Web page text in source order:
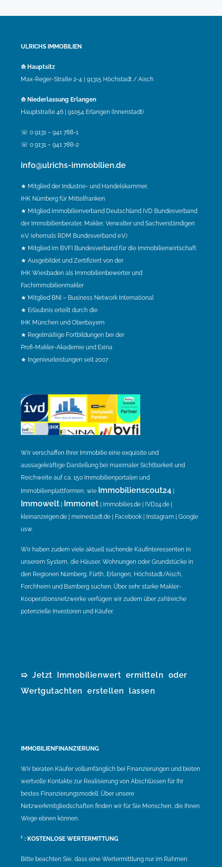
ULRICHS IMMOBILIEN
⟰ Hauptsitz
Max-Reger-Straße 2-4 | 91315 Höchstadt / Aisch
⟰ Niederlassung Erlangen
Hauptstraße 46 | 91054 Erlangen (Innenstadt)
☏ 0 9131 – 941 788-1
☏ 0 9131 – 941 788-2
info@ulrichs-immobilien.de
★ Mitglied der Industrie- und Handelskammer,
IHK Nürnberg für Mittelfranken
★ Mitglied Immobilienverband Deutschland IVD Bundesverband
der Immobilienberater, Makler, Verwalter und Sachverständigen
e.V. (ehemals RDM Bundesverband e.V.)
★ Mitglied im BVFI Bundesverband für die Immobilienwirtschaft
★ Ausgebildet und Zertifiziert von der
IHK Wiesbaden als Immobilienbewerter und
Fachimmobilienmakler
★ Mitglied BNI – Business Network International
★ Erlaubnis erteilt durch die
IHK München und Oberbayern
★ Regelmäßige Fortbildungen bei der
Profi-Makler-Akademie und Exina
★ Ingenieurleistungen seit 2007
Wir verschaffen Ihrer Immobilie eine exquisite und
aussagekräftige Darstellung bei maximaler Sichtbarkeit und
Reichweite auf ca. 150 Immobilienportalen und
Immobilienplattformen, wie Immobilienscout24
Immowelt Immonet | Immobilie1.de | IVD24.de |
kleinanzeigen.de | meinestadt.de | Facebook | Instagram | Google
usw.
Wir haben zudem viele aktuell suchende Kaufinteressenten in
unserem System, die Häuser, Wohnungen oder Grundstücke in
den Regionen Nürnberg, Fürth, Erlangen, Höchstadt/Aisch,
Forchheim und Bamberg suchen. Über sehr starke Makler-
Kooperationsnetzwerke verfügen wir zudem über zahlreiche
potenzielle Investoren und Käufer.
➯ Jetzt Immobilienwert ermitteln oder
Wertgutachten erstellen lassen
IMMOBILIENFINANZIERUNG
Wir beraten Käufer vollumfänglich bei Finanzierungen und bieten
wertvolle Kontakte zur Realisierung von Abschlüssen für Ihr
bestes Finanzierungsmodell. Über unsere
Netzwerkmitgliedschaften finden wir für Sie Menschen, die Ihnen
Wege ebnen können.
¹ : KOSTENLOSE WERTERMITTUNG
Bitte beachten Sie, dass eine Wertermittlung nur im Rahmen